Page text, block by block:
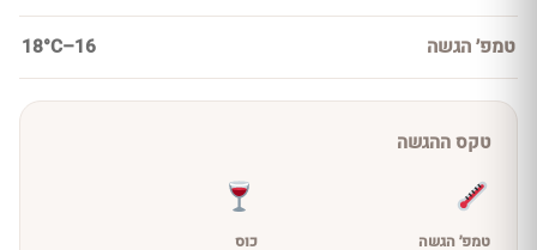
טמפ׳ הגשה 16–18°C
טקס ההגשה
טמפ׳ הגשה כוס